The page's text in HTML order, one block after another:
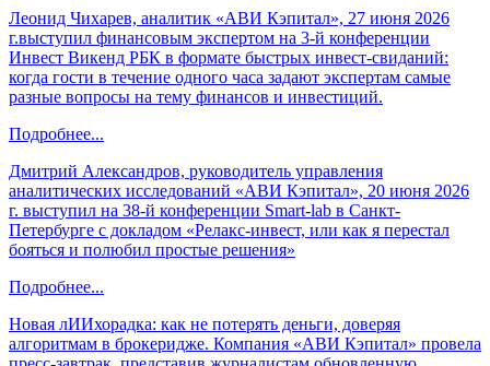
Леонид Чихарев, аналитик «АВИ Кэпитал», 27 июня 2026
г.выступил финансовым экспертом на 3-й конференции
Инвест Викенд РБК в формате быстрых инвест-свиданий:
когда гости в течение одного часа задают экспертам самые
разные вопросы на тему финансов и инвестиций.
Подробнее...
Дмитрий Александров, руководитель управления
аналитических исследований «АВИ Кэпитал», 20 июня 2026
г. выступил на 38-й конференции Smart-lab в Санкт-
Петербурге с докладом «Релакс-инвест, или как я перестал
бояться и полюбил простые решения»
Подробнее...
Новая лИИхорадка: как не потерять деньги, доверяя
алгоритмам в брокеридже. Компания «АВИ Кэпитал» провела